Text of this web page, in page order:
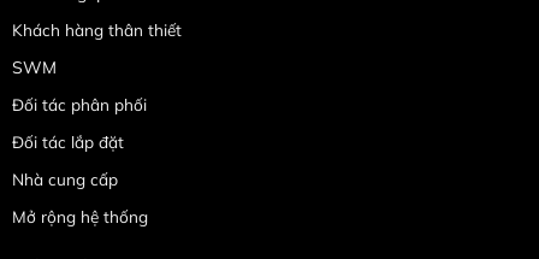
Khách hàng thân thiết
SWM
Đối tác phân phối
Đối tác lắp đặt
Nhà cung cấp
Mở rộng hệ thống